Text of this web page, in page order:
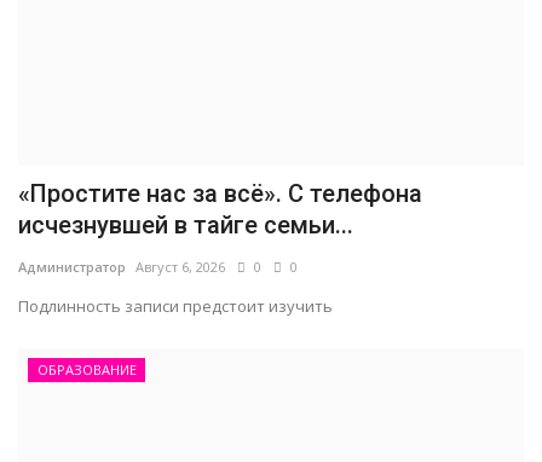
«Простите нас за всё». С телефона
исчезнувшей в тайге семьи...
Администратор Август 6, 2026 0 0
Подлинность записи предстоит изучить
ОБРАЗОВАНИЕ